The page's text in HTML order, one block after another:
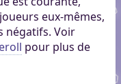
eux-mêmes,
négatifs. Voir
pour plus de